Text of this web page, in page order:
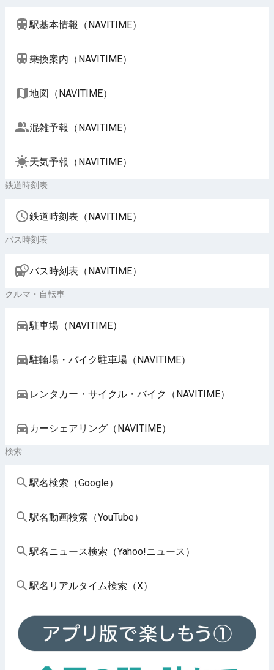
駅基本情報（NAVITIME）
乗換案内（NAVITIME）
地図（NAVITIME）
混雑予報（NAVITIME）
天気予報（NAVITIME）
鉄道時刻表
鉄道時刻表（NAVITIME）
バス時刻表
バス時刻表（NAVITIME）
クルマ・自転車
駐車場（NAVITIME）
駐輪場・バイク駐車場（NAVITIME）
レンタカー・サイクル・バイク（NAVITIME）
カーシェアリング（NAVITIME）
検索
駅名検索（Google）
駅名動画検索（YouTube）
駅名ニュース検索（Yahoo!ニュース）
駅名リアルタイム検索（X）